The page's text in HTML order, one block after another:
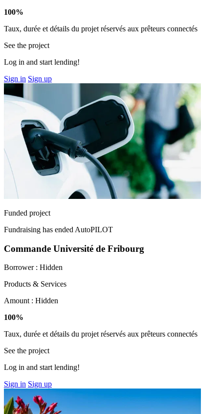
100%
Taux, durée et détails du projet réservés aux prêteurs connectés
See the project
Log in and start lending!
Sign in Sign up
Funded project
Fundraising has ended AutoPILOT
Commande Université de Fribourg
Borrower : Hidden
Products & Services
Amount : Hidden
100%
Taux, durée et détails du projet réservés aux prêteurs connectés
See the project
Log in and start lending!
Sign in Sign up